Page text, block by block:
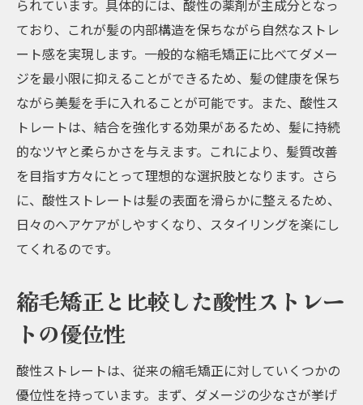
られています。具体的には、酸性の薬剤が主成分となっ
ており、これが髪の内部構造を保ちながら自然なストレ
ート感を実現します。一般的な縮毛矯正に比べてダメー
ジを最小限に抑えることができるため、髪の健康を保ち
ながら美髪を手に入れることが可能です。また、酸性ス
トレートは、結合を強化する効果があるため、髪に持続
的なツヤと柔らかさを与えます。これにより、髪質改善
を目指す方々にとって理想的な選択肢となります。さら
に、酸性ストレートは髪の表面を滑らかに整えるため、
日々のヘアケアがしやすくなり、スタイリングを楽にし
てくれるのです。
縮毛矯正と比較した酸性ストレー
トの優位性
酸性ストレートは、従来の縮毛矯正に対していくつかの
優位性を持っています。まず、ダメージの少なさが挙げ